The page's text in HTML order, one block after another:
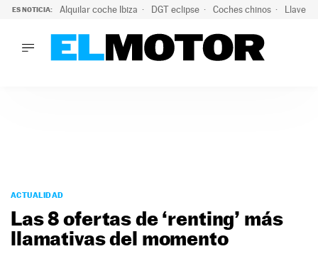
ES NOTICIA: Alquilar coche Ibiza DGT eclipse Coches chinos Llaves
PODCAST
MOTOS
TECNOLOGÍA
ACTUALIDAD
Las 8 ofertas de ‘renting’ más
llamativas del momento